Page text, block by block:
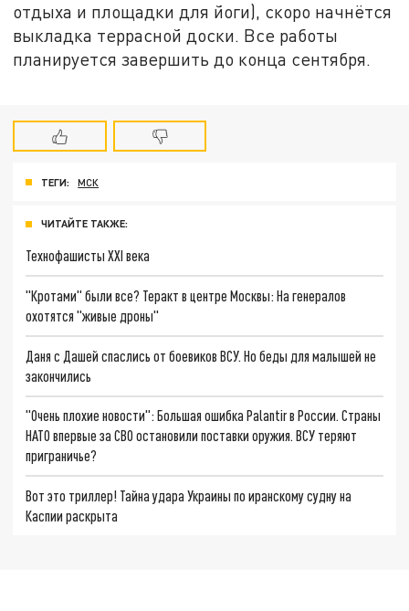
отдыха и площадки для йоги), скоро начнётся
выкладка террасной доски. Все работы
планируется завершить до конца сентября.
ТЕГИ: МСК
ЧИТАЙТЕ ТАКЖЕ:
Технофашисты XXI века
"Кротами" были все? Теракт в центре Москвы: На генералов
охотятся "живые дроны"
Даня с Дашей спаслись от боевиков ВСУ. Но беды для малышей не
закончились
"Очень плохие новости": Большая ошибка Palantir в России. Страны
НАТО впервые за СВО остановили поставки оружия. ВСУ теряют
приграничье?
Вот это триллер! Тайна удара Украины по иранскому судну на
Каспии раскрыта